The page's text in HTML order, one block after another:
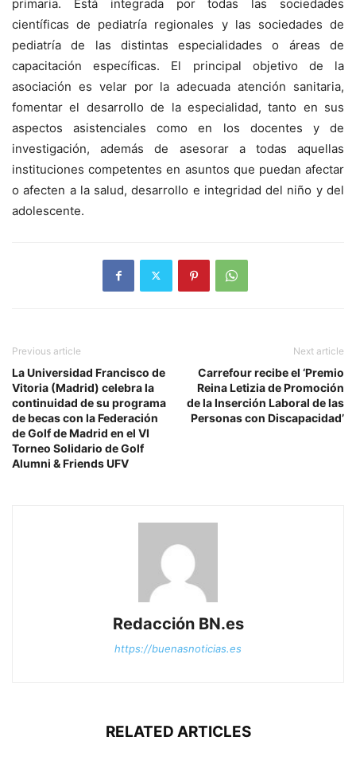
primaria. Está integrada por todas las sociedades
científicas de pediatría regionales y las sociedades de
pediatría de las distintas especialidades o áreas de
capacitación específicas. El principal objetivo de la
asociación es velar por la adecuada atención sanitaria,
fomentar el desarrollo de la especialidad, tanto en sus
aspectos asistenciales como en los docentes y de
investigación, además de asesorar a todas aquellas
instituciones competentes en asuntos que puedan afectar
o afecten a la salud, desarrollo e integridad del niño y del
adolescente.
Previous article
La Universidad Francisco de
Vitoria (Madrid) celebra la
continuidad de su programa
de becas con la Federación
de Golf de Madrid en el VI
Torneo Solidario de Golf
Alumni & Friends UFV
Next article
Carrefour recibe el ‘Premio
Reina Letizia de Promoción
de la Inserción Laboral de las
Personas con Discapacidad’
Redacción BN.es
https://buenasnoticias.es
RELATED ARTICLES